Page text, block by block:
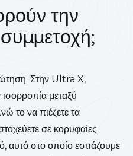
την
Στην Ultra X,
μεταξύ
το να πιέζετε τα
σε κορυφαίες
αυτό στο οποίο εστιάζουμε